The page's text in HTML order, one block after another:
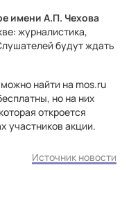
имени А.П. Чехова
журналистика,
будут ждать
найти на mos.ru
но на них
откроется
участников акции.
Источник новости